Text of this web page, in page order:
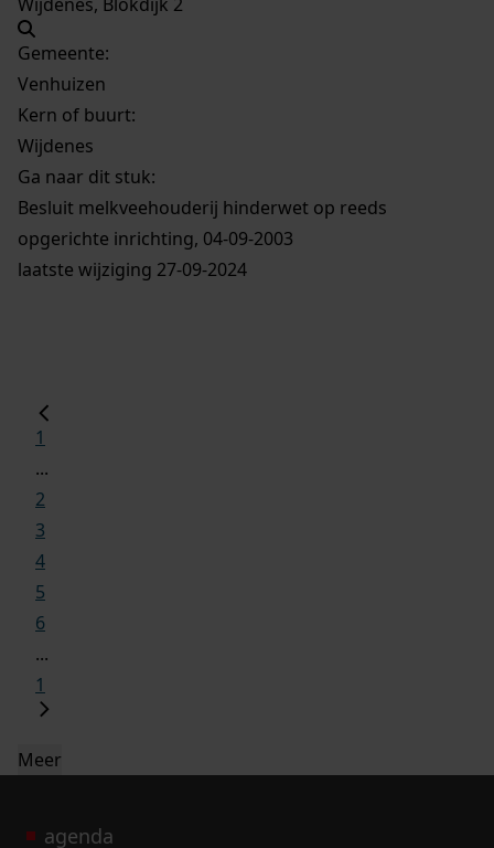
Gemeente:
Venhuizen
Kern of buurt:
Wijdenes
Ga naar dit stuk:
Besluit melkveehouderij hinderwet op reeds
opgerichte inrichting, 04-09-2003
laatste wijziging 27-09-2024
1
...
2
3
4
5
6
...
1
Meer
agenda